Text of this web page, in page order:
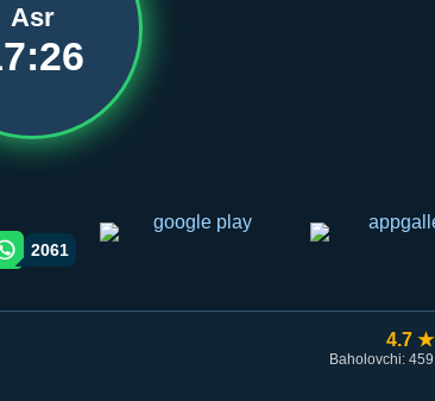
Asr
orqali ulashish
WhatsApp orqali ulashish
2061
4.7 ★
Baholovchi: 459